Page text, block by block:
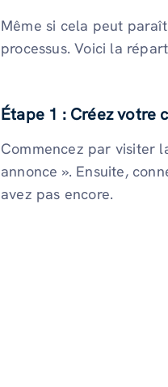
Même si cela peut
processus. Voici la
Étape 1 : Créez votre
Commencez par visiter
annonce ». Ensuite,
avez pas encore.